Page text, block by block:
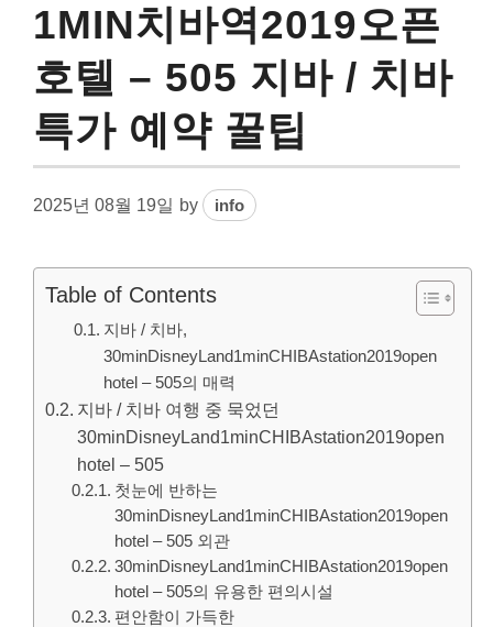
1MIN치바역2019오픈
호텔 – 505 지바 / 치바
특가 예약 꿀팁
2025년 08월 19일 by info
Table of Contents
지바 / 치바,
30minDisneyLand1minCHIBAstation2019open
hotel – 505의 매력
지바 / 치바 여행 중 묵었던
30minDisneyLand1minCHIBAstation2019open
hotel – 505
첫눈에 반하는
30minDisneyLand1minCHIBAstation2019open
hotel – 505 외관
30minDisneyLand1minCHIBAstation2019open
hotel – 505의 유용한 편의시설
편안함이 가득한